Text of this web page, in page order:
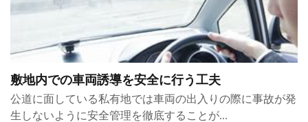
敷地内での車両誘導を安全に行う工夫
公道に面している私有地では車両の出入りの際に事故が発
生しないように安全管理を徹底することが...